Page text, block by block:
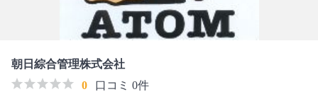
朝日綜合管理株式会社
0
口コミ 0件